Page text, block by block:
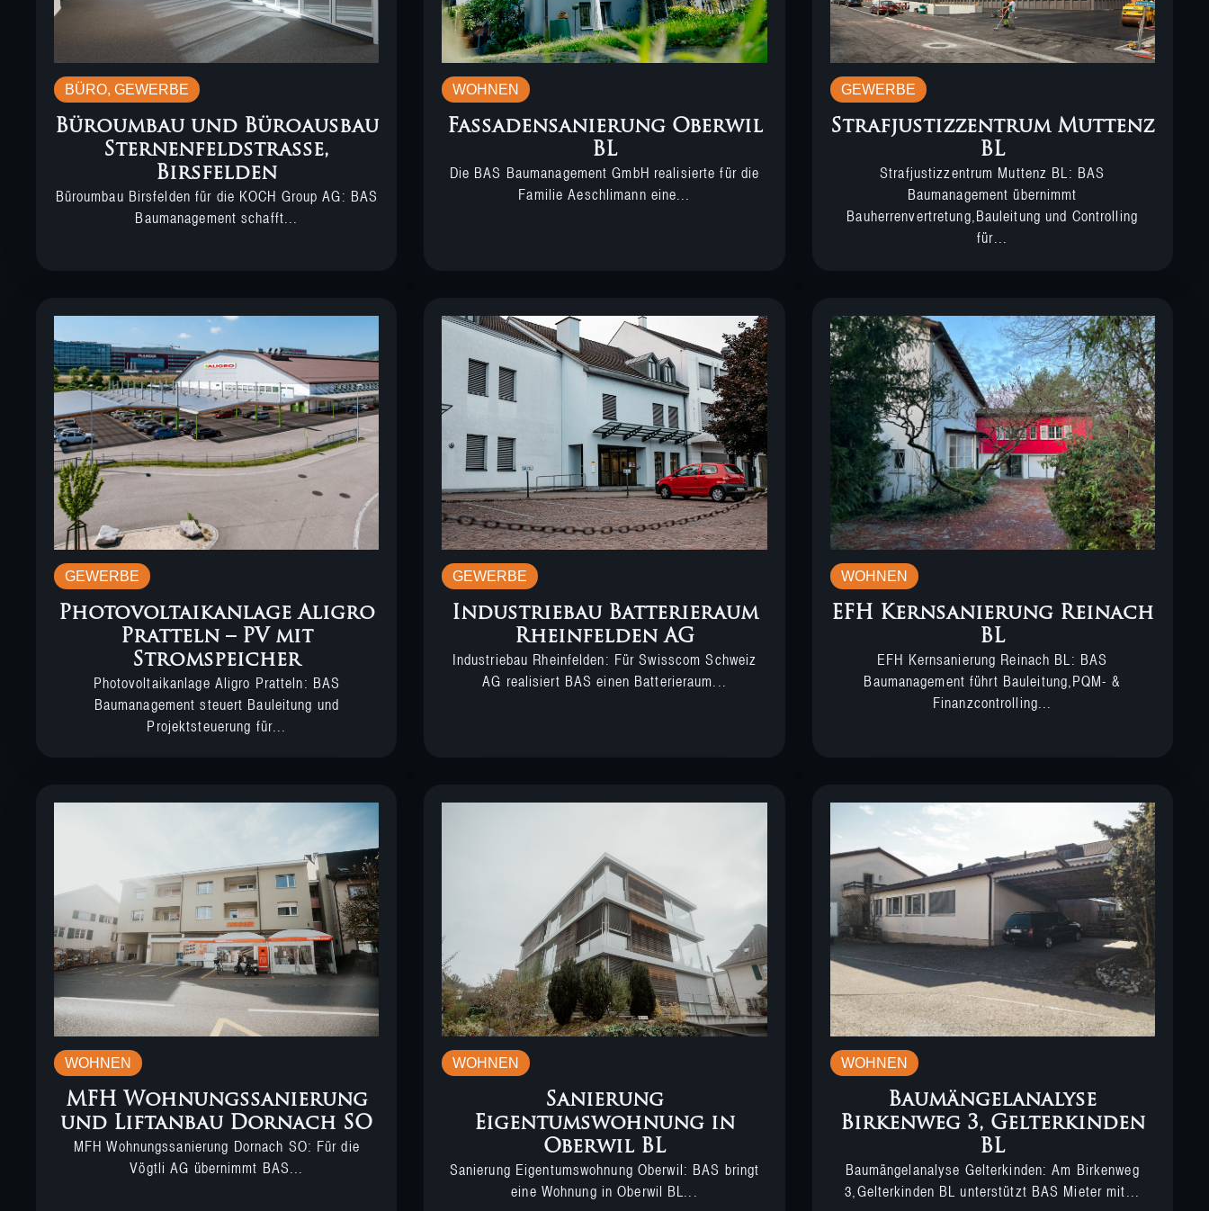
BÜRO,GEWERBE
Büroumbau und Büroausbau
Sternenfeldstrasse,
Birsfelden
Büroumbau Birsfelden für die KOCH Group AG: BAS
Baumanagement schafft...
WOHNEN
Fassadensanierung Oberwil
BL
Die BAS Baumanagement GmbH realisierte für die
Familie Aeschlimann eine...
GEWERBE
Strafjustizzentrum Muttenz
BL
Strafjustizzentrum Muttenz BL: BAS
Baumanagement übernimmt
Bauherrenvertretung,Bauleitung und Controlling
für...
GEWERBE
Photovoltaikanlage Aligro
Pratteln – PV mit
Stromspeicher
Photovoltaikanlage Aligro Pratteln: BAS
Baumanagement steuert Bauleitung und
Projektsteuerung für...
GEWERBE
Industriebau Batterieraum
Rheinfelden AG
Industriebau Rheinfelden: Für Swisscom Schweiz
AG realisiert BAS einen Batterieraum...
WOHNEN
EFH Kernsanierung Reinach
BL
EFH Kernsanierung Reinach BL: BAS
Baumanagement führt Bauleitung,PQM- &
Finanzcontrolling...
WOHNEN
MFH Wohnungssanierung
und Liftanbau Dornach SO
MFH Wohnungssanierung Dornach SO: Für die
Vögtli AG übernimmt BAS...
WOHNEN
Sanierung
Eigentumswohnung in
Oberwil BL
Sanierung Eigentumswohnung Oberwil: BAS bringt
eine Wohnung in Oberwil BL...
WOHNEN
Baumängelanalyse
Birkenweg 3, Gelterkinden
BL
Baumängelanalyse Gelterkinden: Am Birkenweg
3,Gelterkinden BL unterstützt BAS Mieter mit...